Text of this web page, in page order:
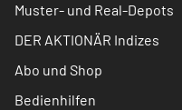
Muster- und Real-Depots
DER AKTIONÄR Indizes
Abo und Shop
Bedienhilfen